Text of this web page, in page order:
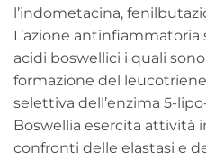
l’indometacina,
L’azione
acidi boswellici i quali
formazione del
selettiva dell’enzima 5-
Boswellia esercita attività
confronti delle elastasi e